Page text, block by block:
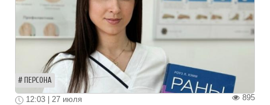
ПЕРСОНА
895
12:03 | 27 июля